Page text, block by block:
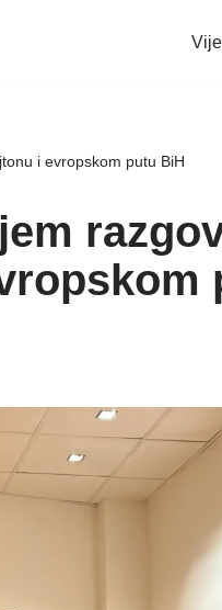
i evropskom putu BiH